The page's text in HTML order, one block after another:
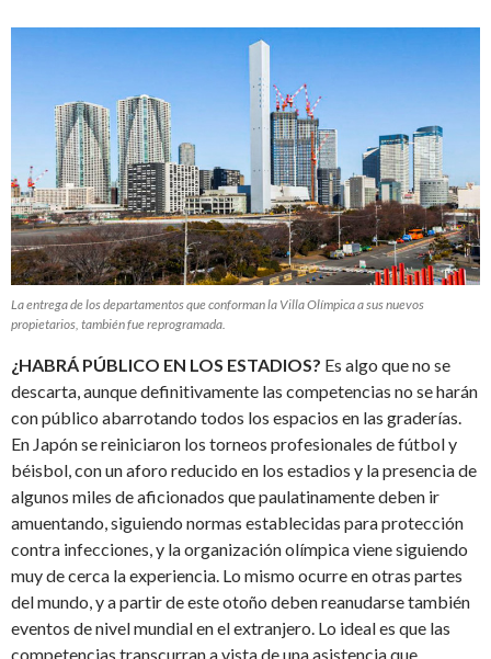
La entrega de los departamentos que conforman la Villa Olímpica a sus nuevos
propietarios, también fue reprogramada.
¿HABRÁ PÚBLICO EN LOS ESTADIOS? Es algo que no se
descarta, aunque definitivamente las competencias no se harán
con público abarrotando todos los espacios en las graderías.
En Japón se reiniciaron los torneos profesionales de fútbol y
béisbol, con un aforo reducido en los estadios y la presencia de
algunos miles de aficionados que paulatinamente deben ir
amuentando, siguiendo normas establecidas para protección
contra infecciones, y la organización olímpica viene siguiendo
muy de cerca la experiencia. Lo mismo ocurre en otras partes
del mundo, y a partir de este otoño deben reanudarse también
eventos de nivel mundial en el extranjero. Lo ideal es que las
competencias transcurran a vista de una asistencia que